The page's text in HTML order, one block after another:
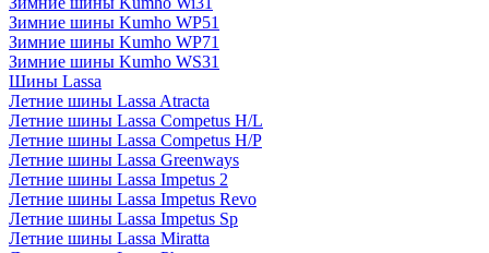
Зимние шины Kumho WP51
Зимние шины Kumho WP71
Зимние шины Kumho WS31
Шины Lassa
Летние шины Lassa Atracta
Летние шины Lassa Competus H/L
Летние шины Lassa Competus H/P
Летние шины Lassa Greenways
Летние шины Lassa Impetus 2
Летние шины Lassa Impetus Revo
Летние шины Lassa Impetus Sp
Летние шины Lassa Miratta